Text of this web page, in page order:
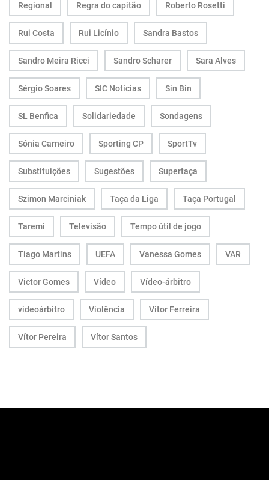
Regional Regra do capitão Roberto Rosetti
Rui Costa Rui Licínio Sandra Bastos
Sandro Meira Ricci Sandro Scharer Sara Alves
Sérgio Soares SIC Notícias Sin Bin
SL Benfica Solidariedade Sondagens
Sónia Carneiro Sporting CP SportTv
Substituições Sugestões Supertaça
Szimon Marciniak Taça da Liga Taça Portugal
Taremi Televisão Tempo útil de jogo
Tiago Martins UEFA Vanessa Gomes VAR
Victor Gomes Vídeo Vídeo-árbitro
videoárbitro Violência Vitor Ferreira
Vítor Pereira Vítor Santos